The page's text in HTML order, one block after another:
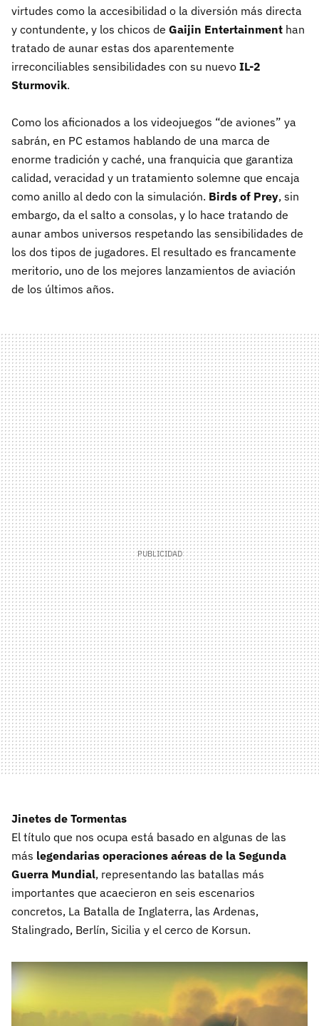
virtudes como la accesibilidad o la diversión más directa
y contundente, y los chicos de Gaijin Entertainment han
tratado de aunar estas dos aparentemente
irreconciliables sensibilidades con su nuevo IL-2
Sturmovik.
Como los aficionados a los videojuegos “de aviones” ya
sabrán, en PC estamos hablando de una marca de
enorme tradición y caché, una franquicia que garantiza
calidad, veracidad y un tratamiento solemne que encaja
como anillo al dedo con la simulación. Birds of Prey, sin
embargo, da el salto a consolas, y lo hace tratando de
aunar ambos universos respetando las sensibilidades de
los dos tipos de jugadores. El resultado es francamente
meritorio, uno de los mejores lanzamientos de aviación
de los últimos años.
Jinetes de Tormentas
El título que nos ocupa está basado en algunas de las
más legendarias operaciones aéreas de la Segunda
Guerra Mundial, representando las batallas más
importantes que acaecieron en seis escenarios
concretos, La Batalla de Inglaterra, las Ardenas,
Stalingrado, Berlín, Sicilia y el cerco de Korsun.